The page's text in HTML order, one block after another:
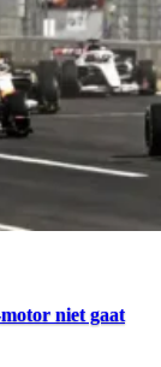
niet gaat